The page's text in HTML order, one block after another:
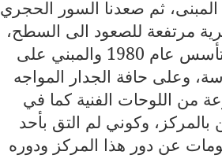
ثم صعدنا السور الحجري
مرتفعة للصعود الى السطح،
وبوابة المركز تراثية قوسية الأعلى، وفي داخل المركز والذي تأسس عام 1980 والمبني على
وعلى حافة الجدار المواجه
من اللوحات الفنية كما في
بالمركز، وكوني لم التق بأحد
عن دور هذا المركز ودوره